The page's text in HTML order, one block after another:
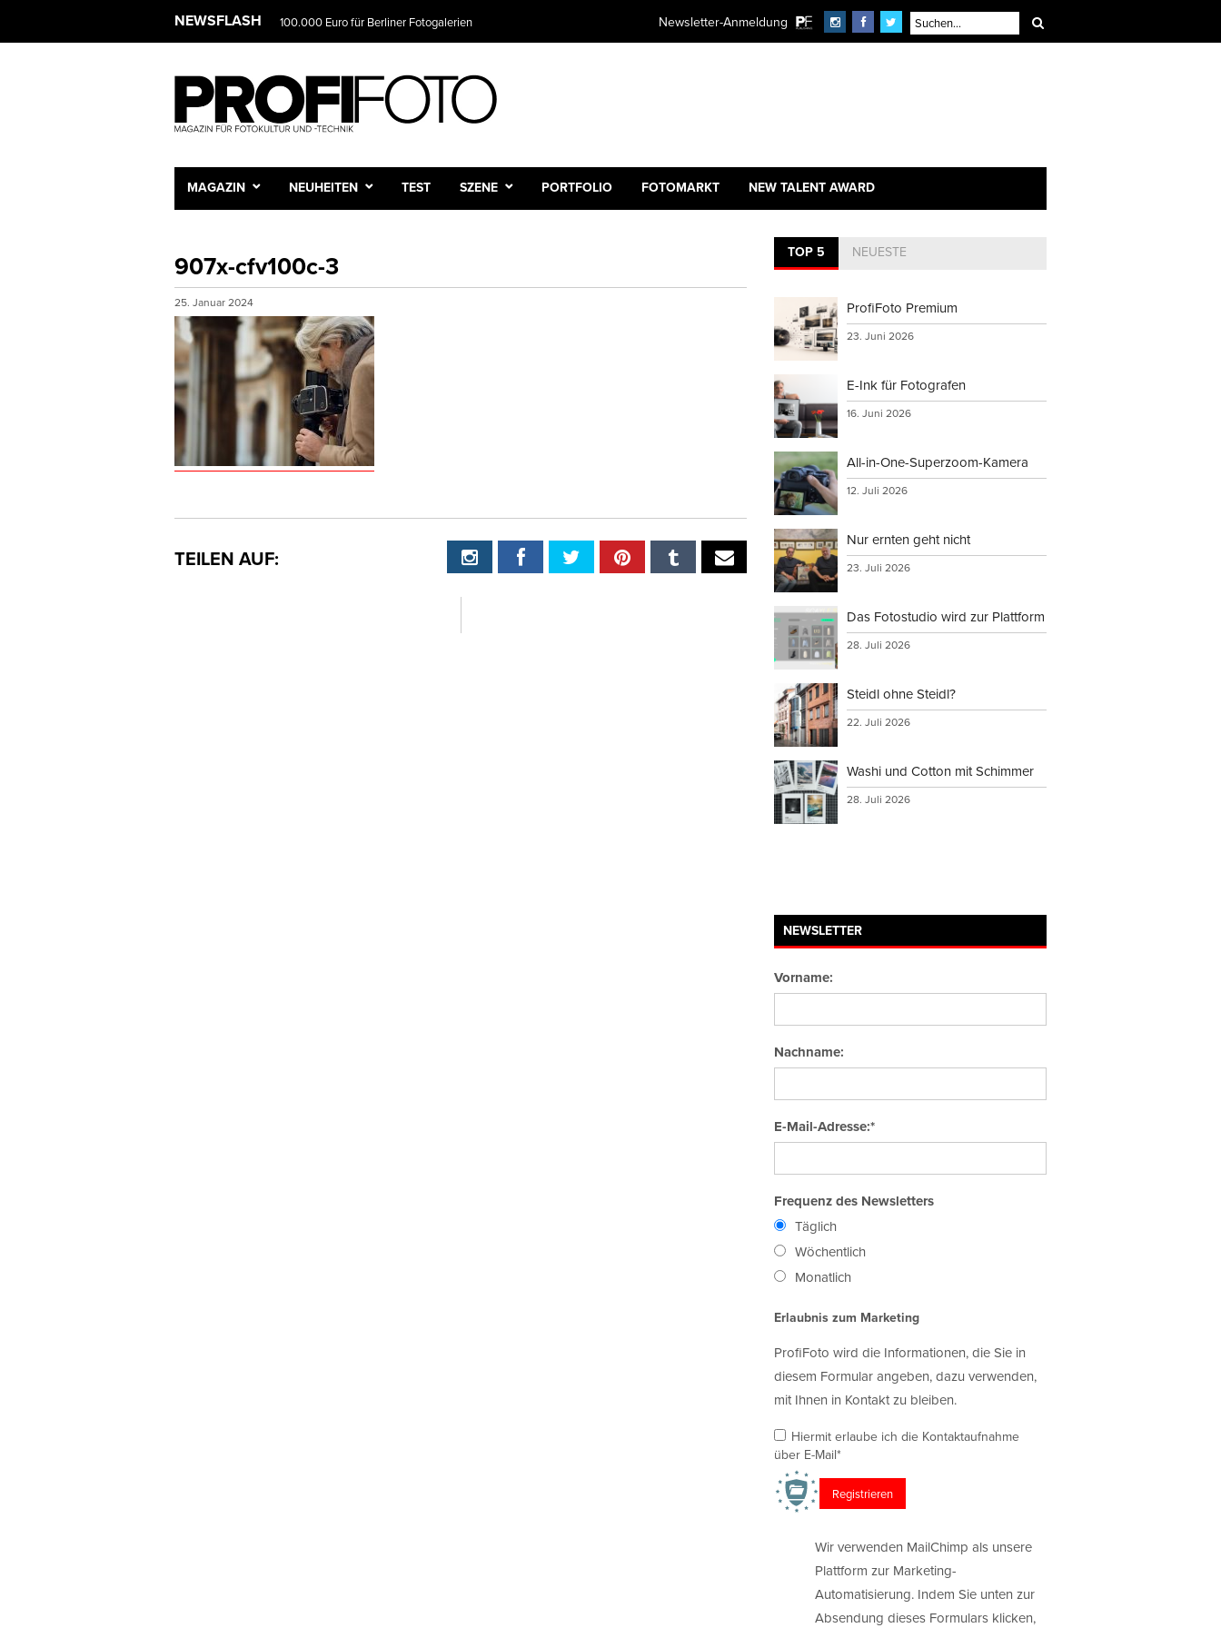
NEWSFLASH 100.000 Euro für Berliner Fotogalerien Newsletter-Anmeldung
MAGAZIN NEUHEITEN TEST SZENE PORTFOLIO FOTOMARKT NEW TALENT AWARD
907x-cfv100c-3
25. Januar 2024
TEILEN AUF:
TOP 5 NEUESTE
ProfiFoto Premium
23. Juni 2026
E-Ink für Fotografen
16. Juni 2026
All-in-One-Superzoom-Kamera
12. Juli 2026
Nur ernten geht nicht
23. Juli 2026
Das Fotostudio wird zur Plattform
28. Juli 2026
Steidl ohne Steidl?
22. Juli 2026
Washi und Cotton mit Schimmer
28. Juli 2026
NEWSLETTER
Vorname:
Nachname:
E-Mail-Adresse:*
Frequenz des Newsletters
Täglich
Wöchentlich
Monatlich
Erlaubnis zum Marketing
ProfiFoto wird die Informationen, die Sie in
diesem Formular angeben, dazu verwenden,
mit Ihnen in Kontakt zu bleiben.
Hiermit erlaube ich die Kontaktaufnahme
über E-Mail*
Wir verwenden MailChimp als unsere
Plattform zur Marketing-
Automatisierung. Indem Sie unten zur
Absendung dieses Formulars klicken,